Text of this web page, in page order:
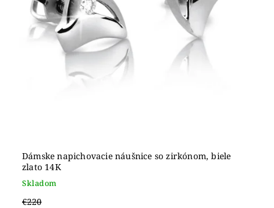
Dámske napichovacie náušnice so zirkónom, biele
zlato 14K
Skladom
€220